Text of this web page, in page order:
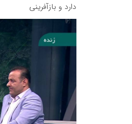
دارد و بازآفرینی